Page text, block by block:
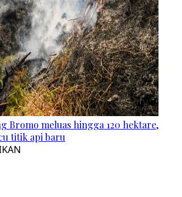
Bromo meluas hingga 120 hektare,
titik api baru